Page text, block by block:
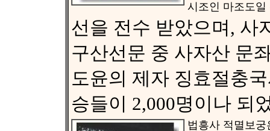
시조인 마조도일
선을 전수 받았으며, 사
구산선문 중 사자산 문
도윤의 제자 징효절충
승들이 2,000명이나 되
법흥사 적멸보